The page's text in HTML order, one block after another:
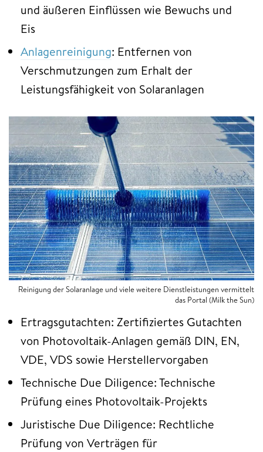
und äußeren Einflüssen wie Bewuchs und
Eis
Anlagenreinigung: Entfernen von
Verschmutzungen zum Erhalt der
Leistungsfähigkeit von Solaranlagen
Reinigung der Solaranlage und viele weitere Dienstleistungen vermittelt
das Portal (Milk the Sun)
Ertragsgutachten: Zertifiziertes Gutachten
von Photovoltaik-Anlagen gemäß DIN, EN,
VDE, VDS sowie Herstellervorgaben
Technische Due Diligence: Technische
Prüfung eines Photovoltaik-Projekts
Juristische Due Diligence: Rechtliche
Prüfung von Verträgen für